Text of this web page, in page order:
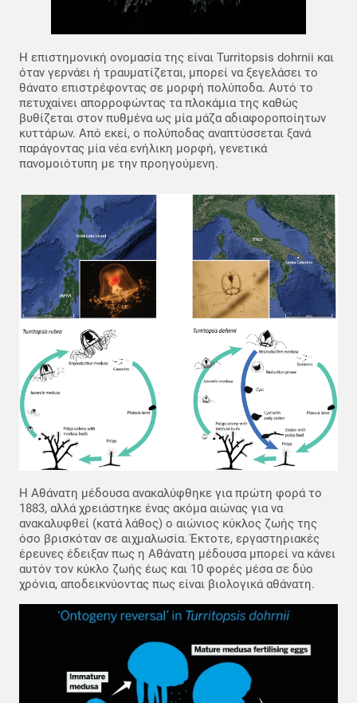
Η επιστημονική ονομασία της είναι Turritopsis dohrnii και
όταν γερνάει ή τραυματίζεται, μπορεί να ξεγελάσει το
θάνατο επιστρέφοντας σε μορφή πολύποδα. Αυτό το
πετυχαίνει απορροφώντας τα πλοκάμια της καθώς
βυθίζεται στον πυθμένα ως μία μάζα αδιαφοροποίητων
κυττάρων. Από εκεί, ο πολύποδας αναπτύσσεται ξανά
παράγοντας μία νέα ενήλικη μορφή, γενετικά
πανομοιότυπη με την προηγούμενη.
Η Αθάνατη μέδουσα ανακαλύφθηκε για πρώτη φορά το
1883, αλλά χρειάστηκε ένας ακόμα αιώνας για να
ανακαλυφθεί (κατά λάθος) ο αιώνιος κύκλος ζωής της
όσο βρισκόταν σε αιχμαλωσία. Έκτοτε, εργαστηριακές
έρευνες έδειξαν πως η Αθάνατη μέδουσα μπορεί να κάνει
αυτόν τον κύκλο ζωής έως και 10 φορές μέσα σε δύο
χρόνια, αποδεικνύοντας πως είναι βιολογικά αθάνατη.